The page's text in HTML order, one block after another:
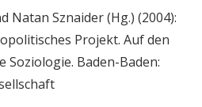
Natan Sznaider (Hg.) (2004):
Projekt. Auf den
Soziologie. Baden-Baden: